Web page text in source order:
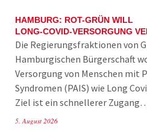
HAMBURG: ROT-GRÜN WILL
LONG-COVID-VERSORGUNG
Die Regierungsfraktionen von
Hamburgischen Bürgerschaft
Versorgung von Menschen
Syndromen (PAIS) wie Long
Ziel ist ein schnellerer
5. August 2026